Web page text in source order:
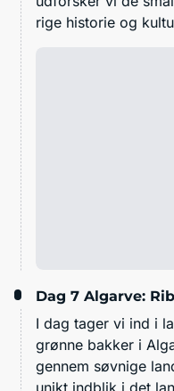
rige historie og
Dag 7 Algarve:
I dag tager vi ind i
grønne bakker i
gennem søvnige
unikt indblik i det